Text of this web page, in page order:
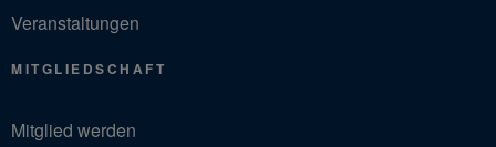
Veranstaltungen
MITGLIEDSCHAFT
Mitglied werden